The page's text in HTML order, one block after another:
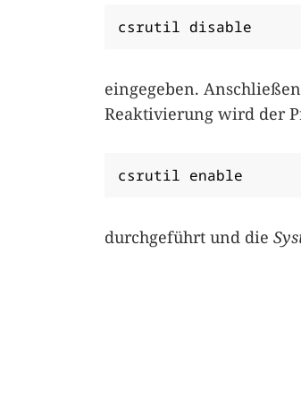
csrutil disable
eingegeben.
Reaktivierung wird der
csrutil enable
durchgeführt und die